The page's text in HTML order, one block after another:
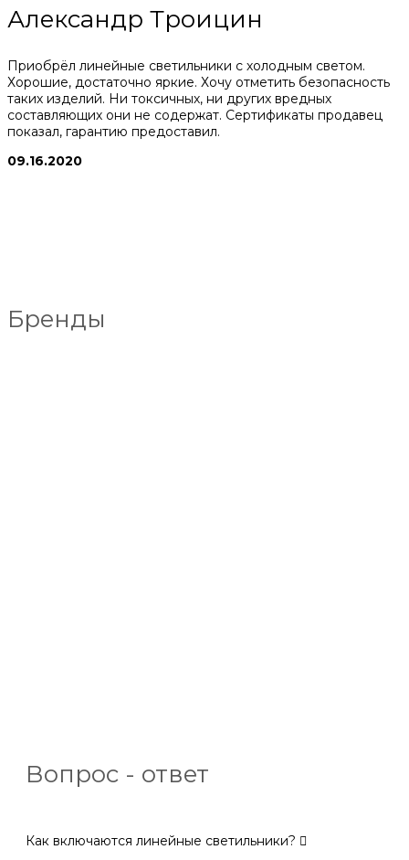
Александр Троицин
Приобрёл линейные светильники с холодным светом.
Хорошие, достаточно яркие. Хочу отметить безопасность
таких изделий. Ни токсичных, ни других вредных
составляющих они не содержат. Сертификаты продавец
показал, гарантию предоставил.
09.16.2020
Бренды
Вопрос - ответ
Как включаются линейные светильники?